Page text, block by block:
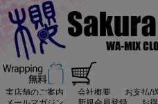
実店舗のご案内 会社概要 お支払/